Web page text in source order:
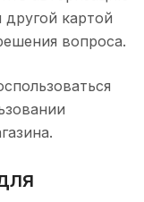
другой картой
вопроса.